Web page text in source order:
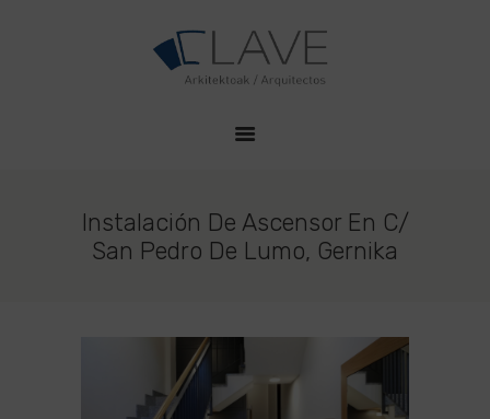
Instalación De Ascensor En C/
San Pedro De Lumo, Gernika
CLAVE PROYECTOS
Estudio de Arquitectura en Durango
QUIENES SOMOS